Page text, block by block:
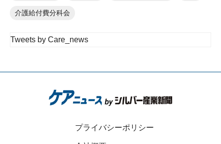
介護給付費分科会
Tweets by Care_news
プライバシーポリシー